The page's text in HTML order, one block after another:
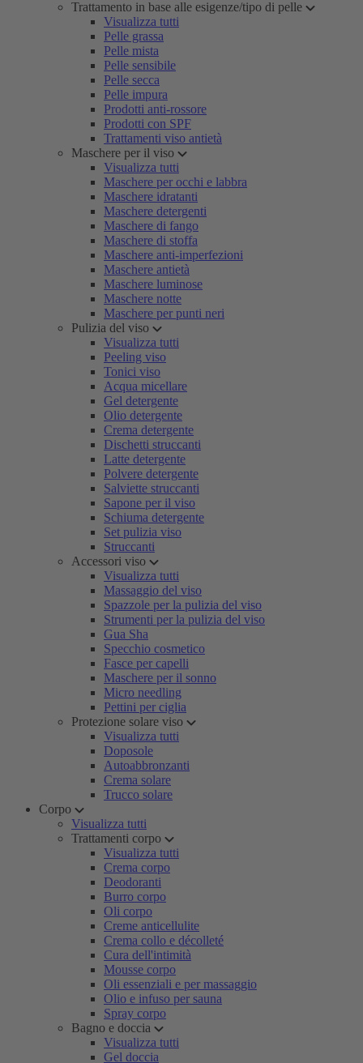
Trattamento in base alle esigenze/tipo di pelle
Visualizza tutti
Pelle grassa
Pelle mista
Pelle sensibile
Pelle secca
Pelle impura
Prodotti anti-rossore
Prodotti con SPF
Trattamenti viso antietà
Maschere per il viso
Visualizza tutti
Maschere per occhi e labbra
Maschere idratanti
Maschere detergenti
Maschere di fango
Maschere di stoffa
Maschere anti-imperfezioni
Maschere antietà
Maschere luminose
Maschere notte
Maschere per punti neri
Pulizia del viso
Visualizza tutti
Peeling viso
Tonici viso
Acqua micellare
Gel detergente
Olio detergente
Crema detergente
Dischetti struccanti
Latte detergente
Polvere detergente
Salviette struccanti
Sapone per il viso
Schiuma detergente
Set pulizia viso
Struccanti
Accessori viso
Visualizza tutti
Massaggio del viso
Spazzole per la pulizia del viso
Strumenti per la pulizia del viso
Gua Sha
Specchio cosmetico
Fasce per capelli
Maschere per il sonno
Micro needling
Pettini per ciglia
Protezione solare viso
Visualizza tutti
Doposole
Autoabbronzanti
Crema solare
Trucco solare
Corpo
Visualizza tutti
Trattamenti corpo
Visualizza tutti
Crema corpo
Deodoranti
Burro corpo
Oli corpo
Creme anticellulite
Crema collo e décolleté
Cura dell'intimità
Mousse corpo
Oli essenziali e per massaggio
Olio e infuso per sauna
Spray corpo
Bagno e doccia
Visualizza tutti
Gel doccia